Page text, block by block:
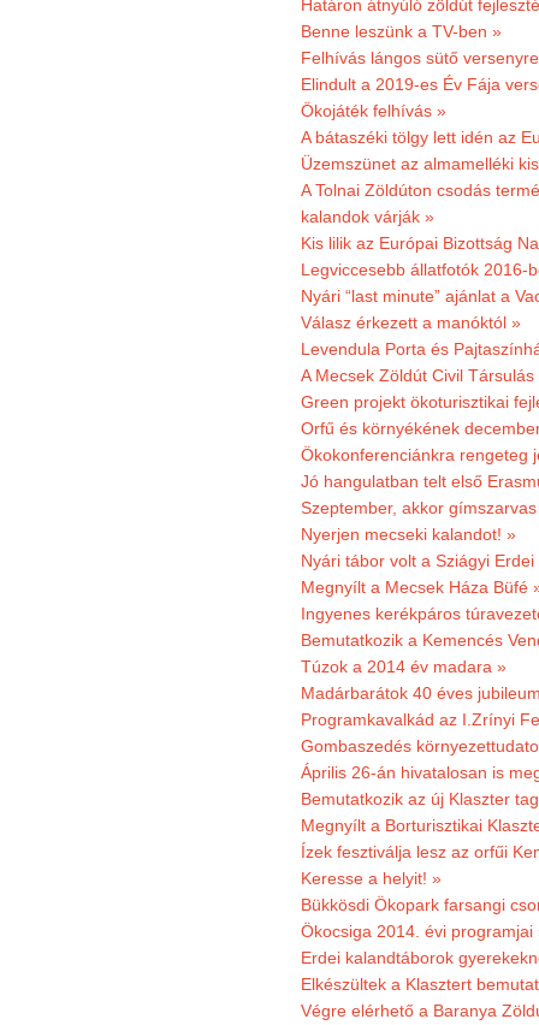
Határon átnyúló zöldút
Benne leszünk a TV-ben »
Felhívás lángos sütő
Elindult a 2019-es Év Fája
Ökojáték felhívás »
A bátaszéki tölgy lett idén az
Üzemszünet az almamelléki
A Tolnai Zöldúton csodás
kalandok várják »
Kis lilik az Európai Bizottság
Legviccesebb állatfotók 2016-
Nyári “last minute” ajánlat a
Válasz érkezett a manóktól »
Levendula Porta és
A Mecsek Zöldút Civil
Green projekt ökoturisztikai
Orfű és környékének
Ökokonferenciánkra rengeteg
Jó hangulatban telt első
Szeptember, akkor
Nyerjen mecseki kalandot! »
Nyári tábor volt a Sziágyi
Megnyílt a Mecsek Háza Büfé
Ingyenes kerékpáros
Bemutatkozik a Kemencés
Túzok a 2014 év madara »
Madárbarátok 40 éves
Programkavalkád az I.Zrínyi
Gombaszedés
Április 26-án hivatalosan is
Bemutatkozik az új Klaszter
Megnyílt a Borturisztikai
Ízek fesztiválja lesz az orfűi
Keresse a helyit! »
Bükkösdi Ökopark farsangi
Ökocsiga 2014. évi programjai
Erdei kalandtáborok
Elkészültek a Klasztert
Végre elérhető a Baranya